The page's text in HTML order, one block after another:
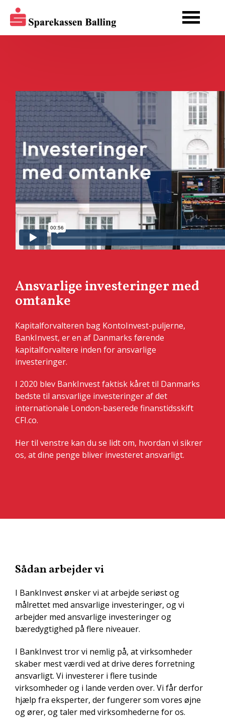
Ansvarlige investeringer med
omtanke
Kapitalforvalteren bag KontoInvest-puljerne,
BankInvest, er en af Danmarks førende
kapitalforvaltere inden for ansvarlige
investeringer.
I 2020 blev BankInvest faktisk kåret til Danmarks
bedste til ansvarlige investeringer af det
internationale London-baserede finanstidsskift
CFI.co.
Her til venstre kan du se lidt om, hvordan vi sikrer
os, at dine penge bliver investeret ansvarligt.
Sådan arbejder vi
I BankInvest ønsker vi at arbejde seriøst og
målrettet med ansvarlige investeringer, og vi
arbejder med ansvarlige investeringer og
bæredygtighed på flere niveauer.
I BankInvest tror vi nemlig på, at virksomheder
skaber mest værdi ved at drive deres forretning
ansvarligt. Vi investerer i flere tusinde
virksomheder og i lande verden over. Vi får derfor
hjælp fra eksperter, der fungerer som vores øjne
og ører, og taler med virksomhederne for os.